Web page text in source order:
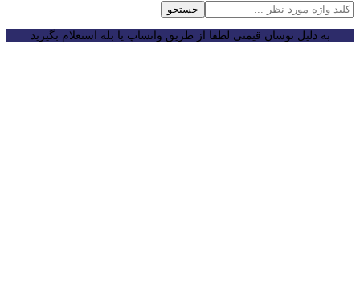
جستجو
به دلیل نوسان قیمتی لطفا از طریق واتساپ یا بله استعلام بگیرید